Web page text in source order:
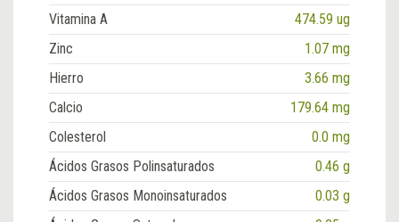
Vitamina A
474.59 ug
Zinc
1.07 mg
Hierro
3.66 mg
Calcio
179.64 mg
Colesterol
0.0 mg
Ácidos Grasos Polinsaturados
0.46 g
Ácidos Grasos Monoinsaturados
0.03 g